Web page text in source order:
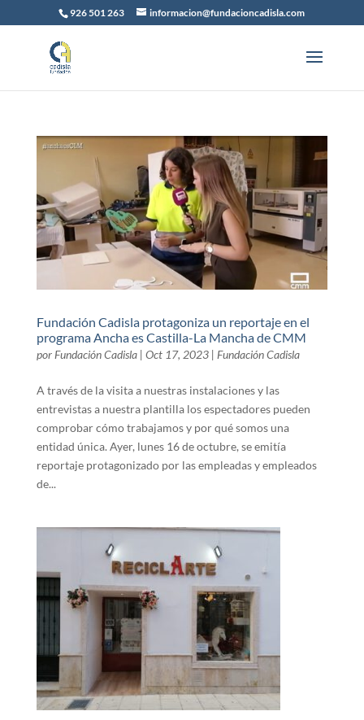
926 501 263 informacion@fundacioncadisla.com
Fundación Cadisla protagoniza un reportaje en el
programa Ancha es Castilla-La Mancha de CMM
por Fundación Cadisla| Oct 17, 2023| Fundación Cadisla
A través de la visita a nuestras instalaciones y las
entrevistas a nuestra plantilla los espectadores pueden
comprobar cómo trabajamos y por qué somos una
entidad única. Ayer, lunes 16 de octubre, se emitía
reportaje protagonizado por las empleadas y empleados
de...